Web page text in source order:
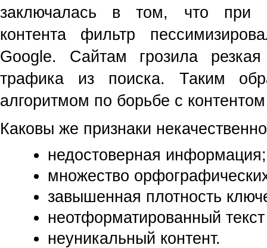
заключалась в том, что при
контента фильтр
Google. Сайтам грозила
трафика из поиска. Таким
алгоритмом по борьбе с контентом
Каковы же признаки
недостоверная информация;
множество
завышенная плотность
неотформатированный текст
неуникальный контент.